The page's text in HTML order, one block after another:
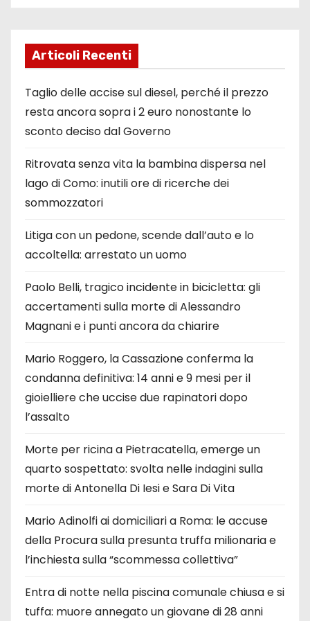
Articoli Recenti
Taglio delle accise sul diesel, perché il prezzo
resta ancora sopra i 2 euro nonostante lo
sconto deciso dal Governo
Ritrovata senza vita la bambina dispersa nel
lago di Como: inutili ore di ricerche dei
sommozzatori
Litiga con un pedone, scende dall’auto e lo
accoltella: arrestato un uomo
Paolo Belli, tragico incidente in bicicletta: gli
accertamenti sulla morte di Alessandro
Magnani e i punti ancora da chiarire
Mario Roggero, la Cassazione conferma la
condanna definitiva: 14 anni e 9 mesi per il
gioielliere che uccise due rapinatori dopo
l’assalto
Morte per ricina a Pietracatella, emerge un
quarto sospettato: svolta nelle indagini sulla
morte di Antonella Di Iesi e Sara Di Vita
Mario Adinolfi ai domiciliari a Roma: le accuse
della Procura sulla presunta truffa milionaria e
l’inchiesta sulla “scommessa collettiva”
Entra di notte nella piscina comunale chiusa e si
tuffa: muore annegato un giovane di 28 anni